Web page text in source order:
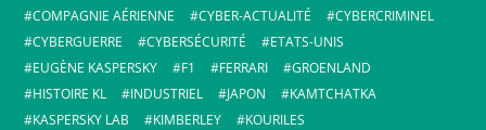
COMPAGNIE AÉRIENNE
CYBER-ACTUALITÉ
CYBERCRIMINEL
CYBERGUERRE
CYBERSÉCURITÉ
ETATS-UNIS
EUGÈNE KASPERSKY
F1 FERRARI
GROENLAND
HISTOIRE KL
INDUSTRIEL JAPON
KAMTCHATKA
KASPERSKY LAB
KIMBERLEY
KOURILES